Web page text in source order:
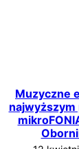
Muzyczne
najwyższym